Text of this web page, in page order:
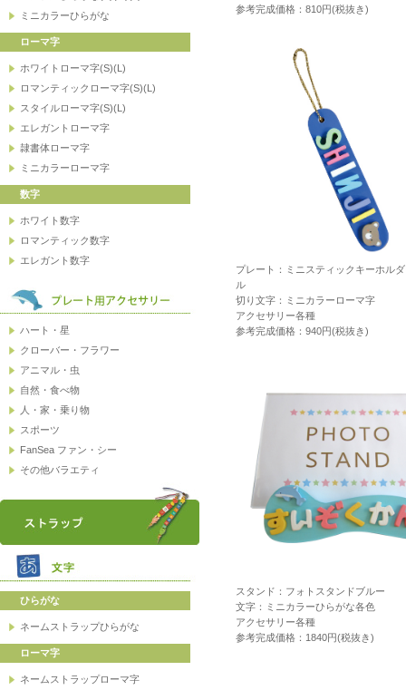
参考完成価格：810円(税抜き)
プレート：ミニスティックキーホル
ル
切り文字：ミニカラーローマ字
アクセサリー各種
参考完成価格：940円(税抜き)
スタンド：フォトスタンドブルー
文字：ミニカラーひらがな各色
アクセサリー各種
参考完成価格：1840円(税抜き)